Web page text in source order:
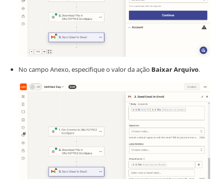
No campo Anexo, especifique o valor da ação Baixar Arquivo.